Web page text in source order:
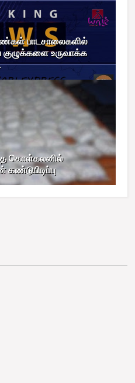
பாடசாலைகளில்
உருவாக்க
கொள்கலனில்